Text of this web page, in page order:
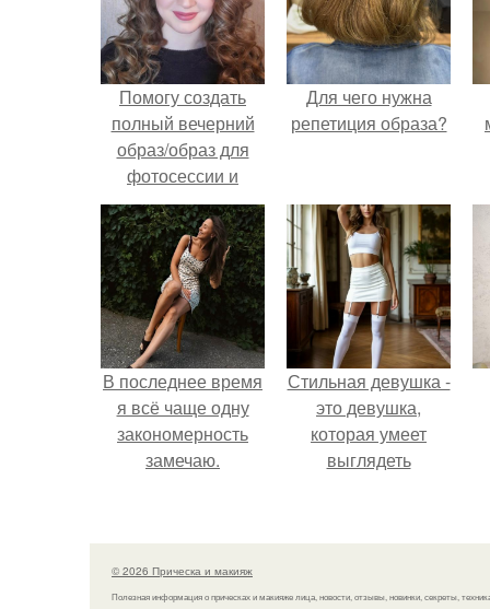
Помогу создать
полный вечерний
образ/образ для
фотосессии и
другого
мерпориятия
(макияж, вечерние
прически, укладки.
Для чего нужна
репетиция образа?
В последнее время
я всё чаще одну
закономерность
замечаю.
Стильная девушка -
это девушка,
которая умеет
выглядеть
ситуации.
© 2026 Прическа и макияж
Полезная информация о прическах и макияже лица, новости, отзывы, новинки, секреты,